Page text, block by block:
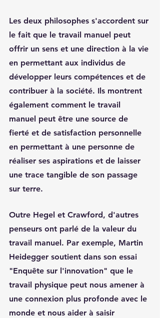
Les deux philosophes s'accordent sur
le fait que le travail manuel peut
offrir un sens et une direction à la vie
en permettant aux individus de
développer leurs compétences et de
contribuer à la société. Ils montrent
également comment le travail
manuel peut être une source de
fierté et de satisfaction personnelle
en permettant à une personne de
réaliser ses aspirations et de laisser
une trace tangible de son passage
sur terre.
Outre Hegel et Crawford, d'autres
penseurs ont parlé de la valeur du
travail manuel. Par exemple, Martin
Heidegger soutient dans son essai
"Enquête sur l'innovation" que le
travail physique peut nous amener à
une connexion plus profonde avec le
monde et nous aider à saisir